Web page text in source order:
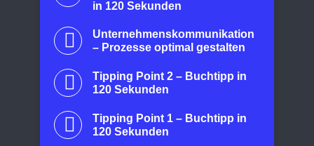
in 120 Sekunden
Unternehmenskommunikation
– Prozesse optimal gestalten
Tipping Point 2 – Buchtipp in
120 Sekunden
Tipping Point 1 – Buchtipp in
120 Sekunden